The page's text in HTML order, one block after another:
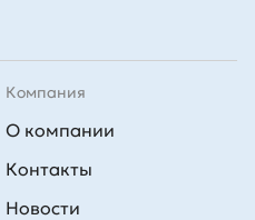
Компания
О компании
Контакты
Новости